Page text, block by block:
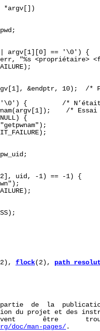
*argv[])
argv[1][0] == '\0') {
"%s <propriétaire>
&endptr, 10);  /*
{         /*
/*
{
uid, -1) == -1) {
flock(2),
de  la
du projet et des
être
doc/man-pages/.